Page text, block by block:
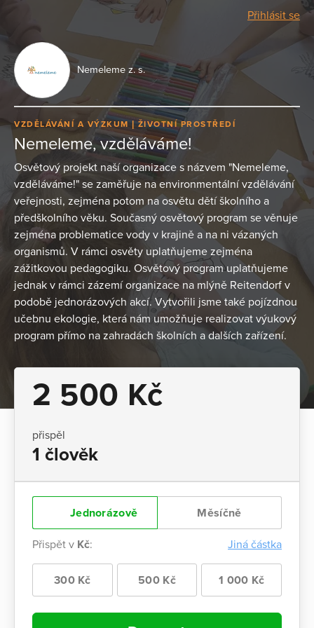
Přihlásit se
Nemeleme z. s.
VZDĚLÁVÁNÍ A VÝZKUM ŽIVOTNÍ PROSTŘEDÍ
Nemeleme, vzděláváme!
Osvětový projekt naší organizace s názvem "Nemeleme,
vzděláváme!" se zaměřuje na environmentální vzdělávání
veřejnosti, zejména potom na osvětu dětí školního a
předškolního věku. Současný osvětový program se věnuje
zejména problematice vody v krajině a na ni vázaných
organismů. V rámci osvěty uplatňujeme zejména
zážitkovou pedagogiku. Osvětový program uplatňujeme
jednak v rámci zázemí organizace na mlýně Reitendorf v
podobě jednorázových akcí. Vytvořili jsme také pojízdnou
učebnu ekologie, která nám umožňuje realizovat výukový
program přímo na zahradách školních a dalších zařízení.
2 500 Kč
přispěl
1 člověk
Jednorázově Měsíčně
Přispět v Kč: Jiná částka
300 Kč 500 Kč 1 000 Kč